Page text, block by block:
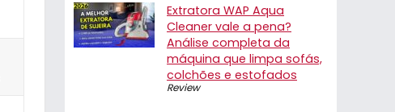
Extratora WAP Aqua
Cleaner vale a pena?
Análise completa da
máquina que limpa sofás,
colchões e estofados
Review